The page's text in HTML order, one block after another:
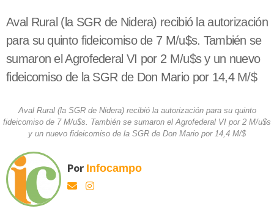
Aval Rural (la SGR de Nidera) recibió la autorización
para su quinto fideicomiso de 7 M/u$s. También se
sumaron el Agrofederal VI por 2 M/u$s y un nuevo
fideicomiso de la SGR de Don Mario por 14,4 M/$
Aval Rural (la SGR de Nidera) recibió la autorización para su quinto
fideicomiso de 7 M/u$s. También se sumaron el Agrofederal VI por 2 M/u$s
y un nuevo fideicomiso de la SGR de Don Mario por 14,4 M/$
Por Infocampo